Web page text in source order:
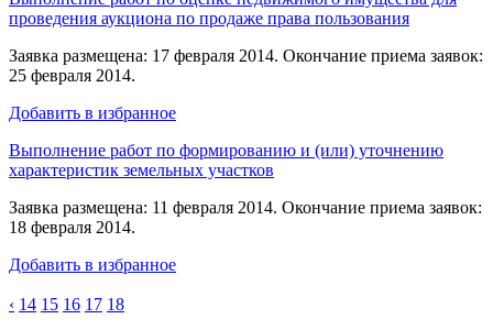
проведения аукциона по продаже права пользования
Заявка размещена: 17 февраля 2014. Окончание приема заявок:
25 февраля 2014.
Добавить в избранное
Выполнение работ по формированию и (или) уточнению
характеристик земельных участков
Заявка размещена: 11 февраля 2014. Окончание приема заявок:
18 февраля 2014.
Добавить в избранное
‹ 14 15 16 17 18